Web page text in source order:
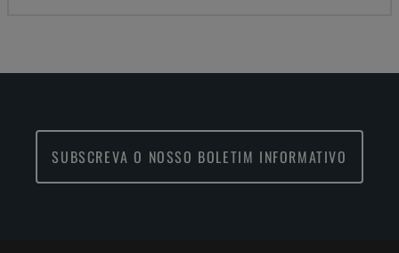
SUBSCREVA O NOSSO BOLETIM INFORMATIVO